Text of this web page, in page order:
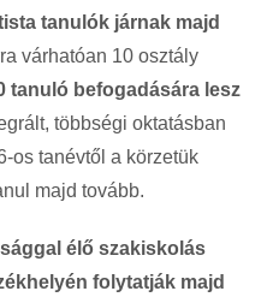
tanulók járnak majd
várhatóan 10 osztály
tanuló befogadására lesz
többségi oktatásban
os tanévtől a körzetük
majd tovább.
élő szakiskolás
folytatják majd